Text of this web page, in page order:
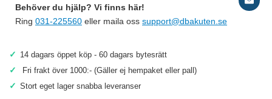
Behöver du hjälp? Vi finns här!
Ring 031-225560 eller maila oss support@dbakuten.se
✓ 14 dagars öppet köp - 60 dagars bytesrätt
✓ Fri frakt över 1000:- (Gäller ej hempaket eller pall)
✓ Stort eget lager snabba leveranser